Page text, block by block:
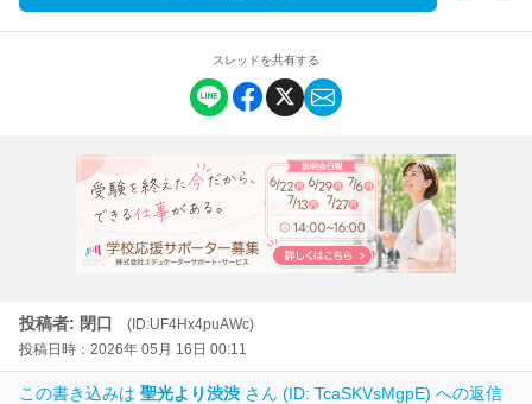
スレッドを共有する
投稿者: 閉口
(ID:UF4Hx4puAWc)
投稿日時：2026年 05月 16日 00:11
この書き込みは 聖光より渋渋 さん (ID: TcaSKVsMgpE) への返信